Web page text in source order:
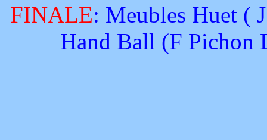
FINALE: Meubles Huet (
Hand Ball (F Pichon